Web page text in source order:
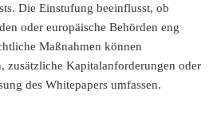
Die Einstufung beeinflusst, ob
oder europäische Behörden eng
Maßnahmen können
zusätzliche Kapitalanforderungen oder
des Whitepapers umfassen.